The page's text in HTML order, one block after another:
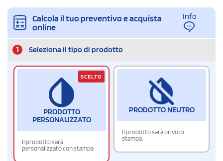
Calcola il tuo preventivo e acquista
online
Info
1 Seleziona il tipo di prodotto
PRODOTTO
PERSONALIZZATO
Il prodotto sarà
personalizzato con stampa
SCELTO
PRODOTTO NEUTRO
Il prodotto sarà privo di
stampa.